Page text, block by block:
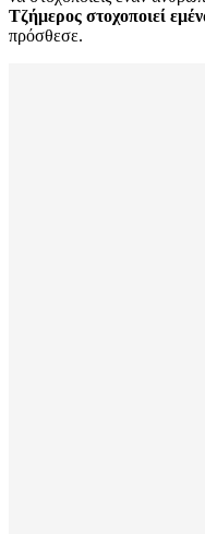
Τζήμερος στοχοποιεί
πρόσθεσε.